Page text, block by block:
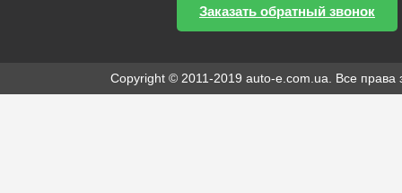
Заказать обратный звонок
Copyright © 2011-2019 auto-e.com.ua. Все